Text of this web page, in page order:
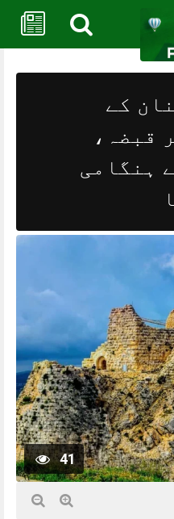
کے
قبضہ،
ہنگامی
41